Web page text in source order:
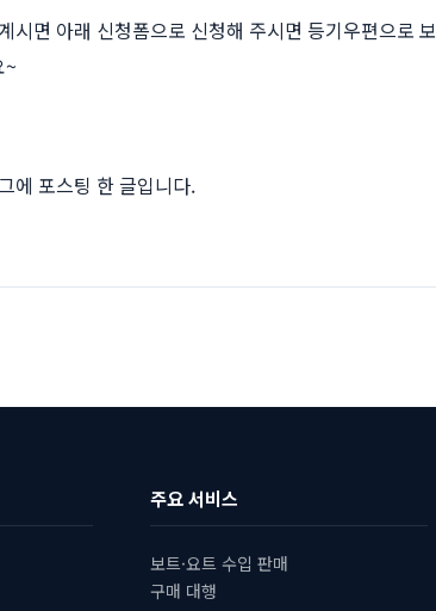
면 아래 신청폼으로 신청해 주시면 등기우편으로 보
~
에 포스팅 한 글입니다.
주요 서비스
보트·요트 수입 판매
구매 대행